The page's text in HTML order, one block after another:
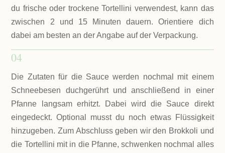
du frische oder trockene Tortellini verwendest, kann das
zwischen 2 und 15 Minuten dauern. Orientiere dich
dabei am besten an der Angabe auf der Verpackung.
04
Die Zutaten für die Sauce werden nochmal mit einem
Schneebesen duchgerührt und anschließend in einer
Pfanne langsam erhitzt. Dabei wird die Sauce direkt
eingedeckt. Optional musst du noch etwas Flüssigkeit
hinzugeben. Zum Abschluss geben wir den Brokkoli und
die Tortellini mit in die Pfanne, schwenken nochmal alles